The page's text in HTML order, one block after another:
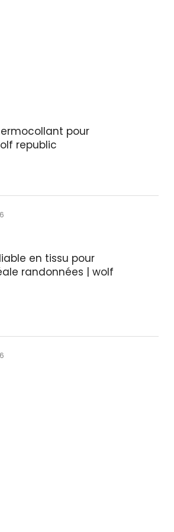
pour
republic
en tissu pour
randonnées | wolf